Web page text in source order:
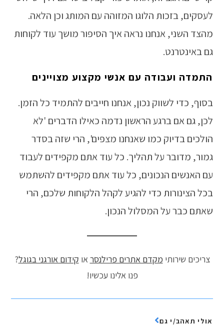
לעסקים, בזכות הלוגו המזוהה עם המותג וכן הלאה.
מהצד השני, אנחנו נראה איך הסיפור מושך עוד לקוחות
גם באינטרנט.
התמדה ועבודה עם אנשי מקצוע מצויינים
בסוף, כדי לשווק נכון, אנחנו חייבים להתמיד כל הזמן.
לכן, גם אם ברגע הראשון נדמה כאילו הדברים 'לא
הולכים בדיוק כמו שאנחנו מצפים', הרי שזה בסדר
גמור, מדובר על תהליך. כל עוד אתם מקפידים לעבוד
עם האנשים הנכונים, כל עוד אתם מקפידים להשתמש
בכל הצינורות כדי להגיע לקהל הלקוחות שלכם, הרי
שאתם כבר על המסלול הנכון.
צריכים שירותי מקדם אתרים פרילנסראו קידום אורגני בגוגל?
פנו אלינו עכשיו!
אולי תאהב/י גם